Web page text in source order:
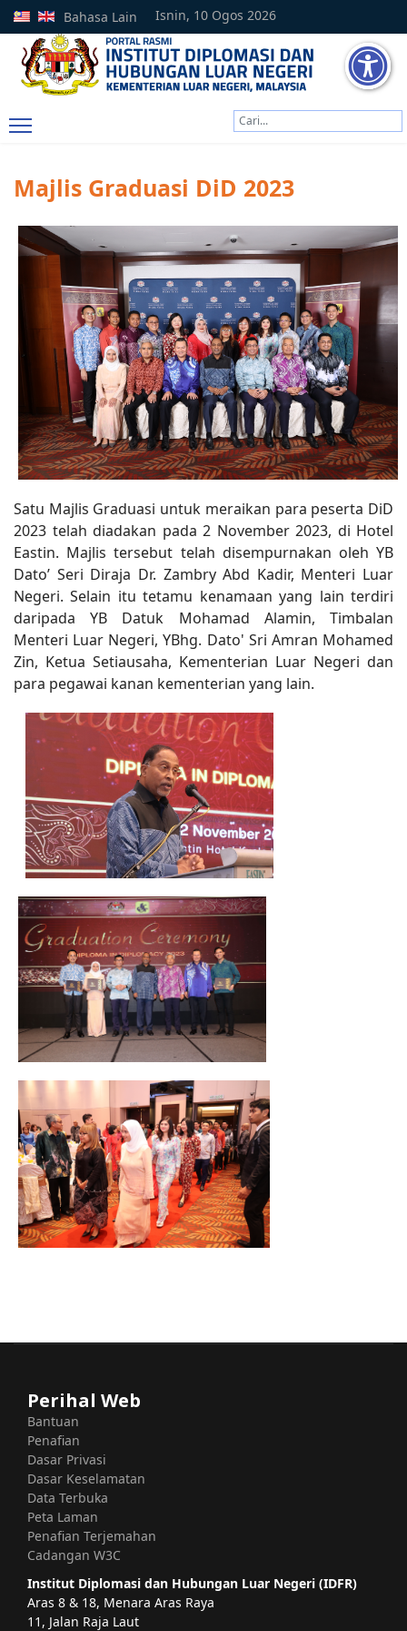
Isnin, 10 Ogos 2026
Bahasa Lain
Majlis Graduasi DiD 2023
Satu Majlis Graduasi untuk meraikan para peserta DiD
2023 telah diadakan pada 2 November 2023, di Hotel
Eastin. Majlis tersebut telah disempurnakan oleh YB
Dato’ Seri Diraja Dr. Zambry Abd Kadir, Menteri Luar
Negeri. Selain itu tetamu kenamaan yang lain terdiri
daripada YB Datuk Mohamad Alamin, Timbalan
Menteri Luar Negeri, YBhg. Dato' Sri Amran Mohamed
Zin, Ketua Setiausaha, Kementerian Luar Negeri dan
para pegawai kanan kementerian yang lain.
Perihal Web
Bantuan
Penafian
Dasar Privasi
Dasar Keselamatan
Data Terbuka
Peta Laman
Penafian Terjemahan
Cadangan W3C
Institut Diplomasi dan Hubungan Luar Negeri (IDFR)
Aras 8 & 18, Menara Aras Raya
11, Jalan Raja Laut